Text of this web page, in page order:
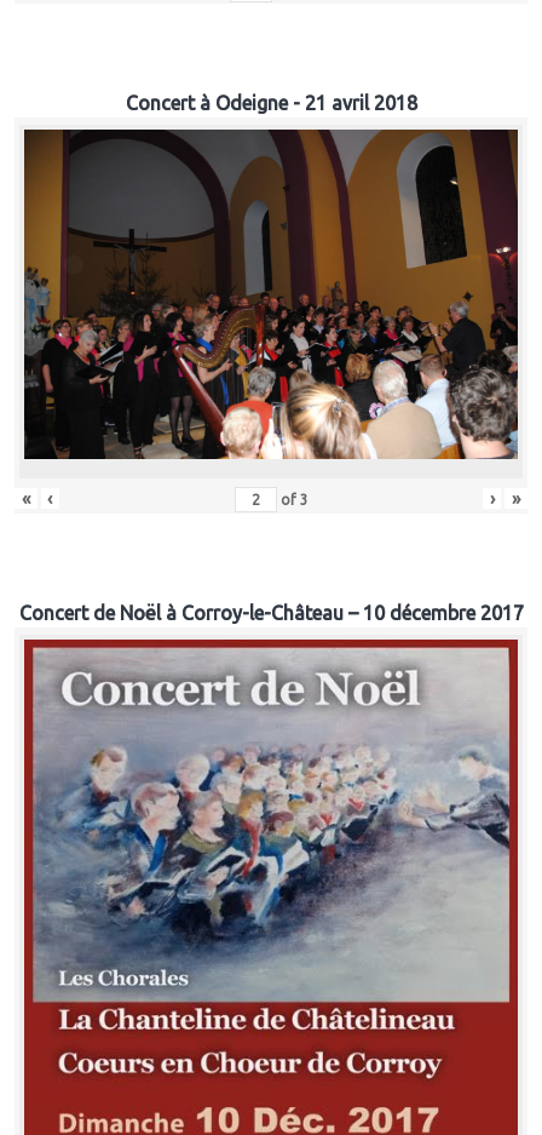
Concert à Odeigne - 21 avril 2018
« ‹ of 3 › »
Concert de Noël à Corroy-le-Château – 10 décembre 2017